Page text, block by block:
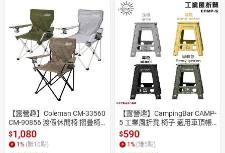
【露營趣】Coleman CM-33560
CM-90856 渡假休閒椅 摺疊椅
折疊椅 野餐椅 童軍椅 椅子 露
營
$1,080
1 % (賺10點)
【露營趣】CampingBar CAMP-
5 工業風折凳 椅子 適用車頂帳
折疊凳 凳子 折疊椅 休閒椅 摺
疊椅 折合椅 露營椅
$590
1 % (賺5點)